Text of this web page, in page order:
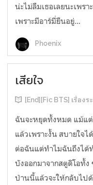
น่ะไม่ลืมเธอเลยนะเพร
เพราะมีอาร์มี่ยืนอยู่...
Phoenix
เสียใจ
[End][Fic BTS] เรื่อง
ฉันจะหยุดทั้งหมด แม้แต่
แล้วเพราะงั้น สบายใจ
ต่อฉันแต่ทำไมฉันถึงได้
บังออกมาจากสตูดิโอทั้ง
ป่านนี้แล้วจะให้กลับไป